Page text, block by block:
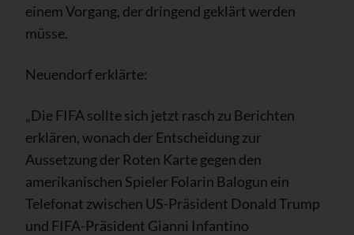
einem Vorgang, der dringend geklärt werden
müsse.
Neuendorf erklärte:
„Die FIFA sollte sich jetzt rasch zu Berichten
erklären, wonach der Entscheidung zur
Aussetzung der Roten Karte gegen den
amerikanischen Spieler Folarin Balogun ein
Telefonat zwischen US-Präsident Donald Trump
und FIFA-Präsident Gianni Infantino